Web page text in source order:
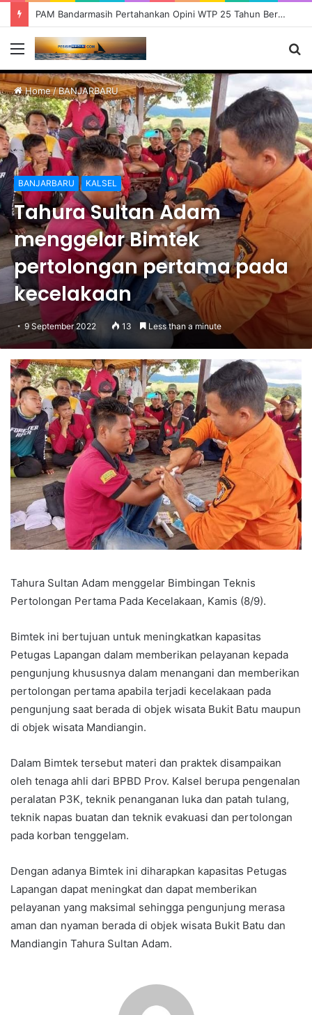
PAM Bandarmasih Pertahankan Opini WTP 25 Tahun Berturut-turut, Fokus Tingkatkan Pelayanan dan Transparansi
Menu
Home/BANJARBARU
BANJARBARU KALSEL
Tahura Sultan Adam
menggelar Bimtek
pertolongan pertama pada
kecelakaan
9 September 2022 13 Less than a minute
Tahura Sultan Adam menggelar Bimbingan Teknis
Pertolongan Pertama Pada Kecelakaan, Kamis (8/9).
Bimtek ini bertujuan untuk meningkatkan kapasitas
Petugas Lapangan dalam memberikan pelayanan kepada
pengunjung khususnya dalam menangani dan memberikan
pertolongan pertama apabila terjadi kecelakaan pada
pengunjung saat berada di objek wisata Bukit Batu maupun
di objek wisata Mandiangin.
Dalam Bimtek tersebut materi dan praktek disampaikan
oleh tenaga ahli dari BPBD Prov. Kalsel berupa pengenalan
peralatan P3K, teknik penanganan luka dan patah tulang,
teknik napas buatan dan teknik evakuasi dan pertolongan
pada korban tenggelam.
Dengan adanya Bimtek ini diharapkan kapasitas Petugas
Lapangan dapat meningkat dan dapat memberikan
pelayanan yang maksimal sehingga pengunjung merasa
aman dan nyaman berada di objek wisata Bukit Batu dan
Mandiangin Tahura Sultan Adam.